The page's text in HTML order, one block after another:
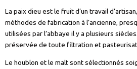
La paix dieu est le fruit d’un travail
méthodes de fabrication à l’ancienne,
utilisées par l’abbaye il y a plusieurs
préservée de toute filtration et
Le houblon et le malt sont sélectionnés